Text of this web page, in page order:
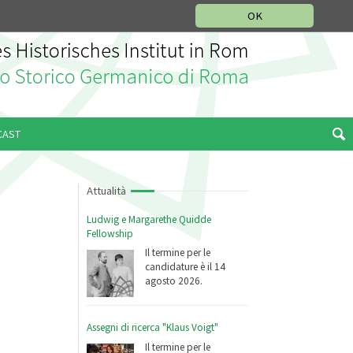
OK
Attualità
Ludwig e Margarethe Quidde
Fellowship
Il termine per le
candidature è il 14
agosto 2026.
Assegni di ricerca "Klaus Voigt"
Il termine per le